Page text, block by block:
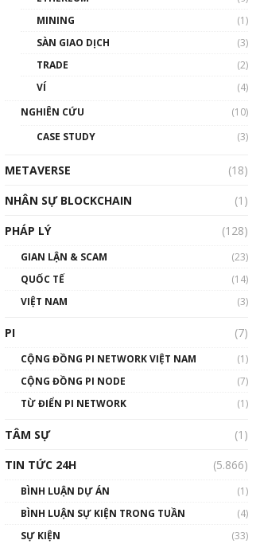
01:34:46
01:32:59
Talkshow17: Mùa đông
Crypto – Chiếc khăn gió ấm
01:49:30
Talkshow 14: MemeCoin –
MINING
(1)
SÀN GIAO DỊCH
(3)
TRADE
(2)
VÍ
(4)
NGHIÊN CỨU
(10)
CASE STUDY
(3)
METAVERSE
(18)
NHÂN SỰ BLOCKCHAIN
(1)
PHÁP LÝ
(128)
GIAN LẬN & SCAM
(23)
QUỐC TẾ
(14)
VIỆT NAM
(3)
PI (7)
CỘNG ĐỒNG PI NETWORK VIỆT NAM
(1)
CỘNG ĐỒNG PI NODE
(7)
TỪ ĐIỂN PI NETWORK
(1)
TÂM SỰ
(1)
TIN TỨC 24H
(5.866)
BÌNH LUẬN DỰ ÁN
(1)
BÌNH LUẬN SỰ KIỆN TRONG TUẦN
(4)
SỰ KIỆN
(33)